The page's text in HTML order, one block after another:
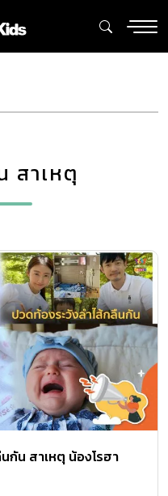
สาเหตุ
กัน สาเหตุ น้องโรฮา